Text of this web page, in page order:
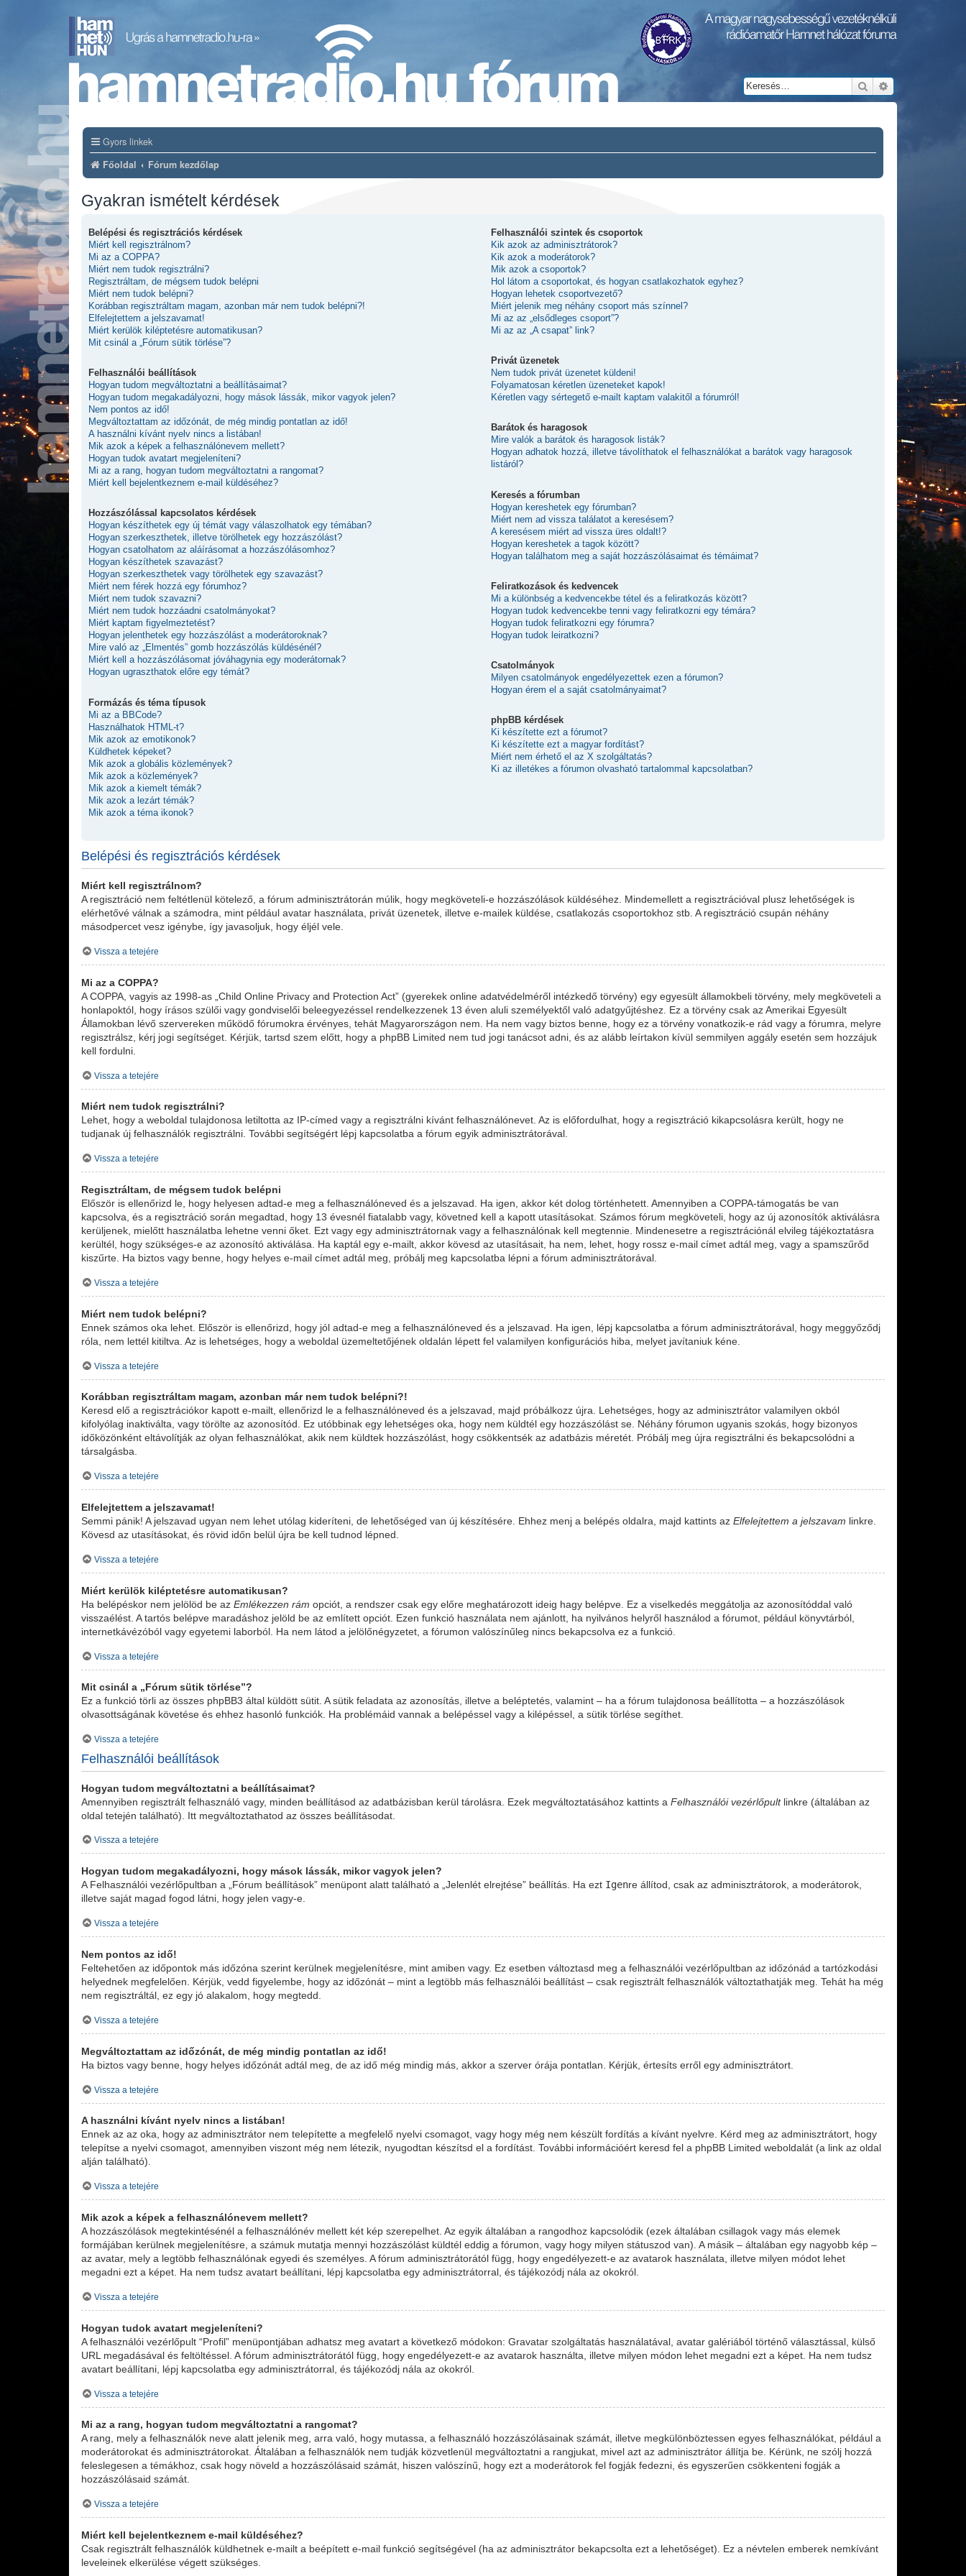
Keresés
Gyors linkek
Főoldal Fórum kezdőlap
Gyakran ismételt kérdések
Belépési és regisztrációs kérdések
Miért kell regisztrálnom?
Mi az a COPPA?
Miért nem tudok regisztrálni?
Regisztráltam, de mégsem tudok belépni
Miért nem tudok belépni?
Korábban regisztráltam magam, azonban már nem tudok belépni?!
Elfelejtettem a jelszavamat!
Miért kerülök kiléptetésre automatikusan?
Mit csinál a „Fórum sütik törlése”?
Felhasználói beállítások
Hogyan tudom megváltoztatni a beállításaimat?
Hogyan tudom megakadályozni, hogy mások lássák, mikor vagyok jelen?
Nem pontos az idő!
Megváltoztattam az időzónát, de még mindig pontatlan az idő!
A használni kívánt nyelv nincs a listában!
Mik azok a képek a felhasználónevem mellett?
Hogyan tudok avatart megjeleníteni?
Mi az a rang, hogyan tudom megváltoztatni a rangomat?
Miért kell bejelentkeznem e-mail küldéséhez?
Hozzászólással kapcsolatos kérdések
Hogyan készíthetek egy új témát vagy válaszolhatok egy témában?
Hogyan szerkeszthetek, illetve törölhetek egy hozzászólást?
Hogyan csatolhatom az aláírásomat a hozzászólásomhoz?
Hogyan készíthetek szavazást?
Hogyan szerkeszthetek vagy törölhetek egy szavazást?
Miért nem férek hozzá egy fórumhoz?
Miért nem tudok szavazni?
Miért nem tudok hozzáadni csatolmányokat?
Miért kaptam figyelmeztetést?
Hogyan jelenthetek egy hozzászólást a moderátoroknak?
Mire való az „Elmentés” gomb hozzászólás küldésénél?
Miért kell a hozzászólásomat jóváhagynia egy moderátornak?
Hogyan ugraszthatok előre egy témát?
Formázás és téma típusok
Mi az a BBCode?
Használhatok HTML-t?
Mik azok az emotikonok?
Küldhetek képeket?
Mik azok a globális közlemények?
Mik azok a közlemények?
Mik azok a kiemelt témák?
Mik azok a lezárt témák?
Mik azok a téma ikonok?
Felhasználói szintek és csoportok
Kik azok az adminisztrátorok?
Kik azok a moderátorok?
Mik azok a csoportok?
Hol látom a csoportokat, és hogyan csatlakozhatok egyhez?
Hogyan lehetek csoportvezető?
Miért jelenik meg néhány csoport más színnel?
Mi az az „elsődleges csoport”?
Mi az az „A csapat” link?
Privát üzenetek
Nem tudok privát üzenetet küldeni!
Folyamatosan kéretlen üzeneteket kapok!
Kéretlen vagy sértegető e-mailt kaptam valakitől a fórumról!
Barátok és haragosok
Mire valók a barátok és haragosok listák?
Hogyan adhatok hozzá, illetve távolíthatok el felhasználókat a barátok vagy haragosok
listáról?
Keresés a fórumban
Hogyan kereshetek egy fórumban?
Miért nem ad vissza találatot a keresésem?
A keresésem miért ad vissza üres oldalt!?
Hogyan kereshetek a tagok között?
Hogyan találhatom meg a saját hozzászólásaimat és témáimat?
Feliratkozások és kedvencek
Mi a különbség a kedvencekbe tétel és a feliratkozás között?
Hogyan tudok kedvencekbe tenni vagy feliratkozni egy témára?
Hogyan tudok feliratkozni egy fórumra?
Hogyan tudok leiratkozni?
Csatolmányok
Milyen csatolmányok engedélyezettek ezen a fórumon?
Hogyan érem el a saját csatolmányaimat?
phpBB kérdések
Ki készítette ezt a fórumot?
Ki készítette ezt a magyar fordítást?
Miért nem érhető el az X szolgáltatás?
Ki az illetékes a fórumon olvasható tartalommal kapcsolatban?
Belépési és regisztrációs kérdések
Miért kell regisztrálnom?
A regisztráció nem feltétlenül kötelező, a fórum adminisztrátorán múlik, hogy megköveteli-e hozzászólások küldéséhez. Mindemellett a regisztrációval plusz lehetőségek is
elérhetővé válnak a számodra, mint például avatar használata, privát üzenetek, illetve e-mailek küldése, csatlakozás csoportokhoz stb. A regisztráció csupán néhány
másodpercet vesz igénybe, így javasoljuk, hogy éljél vele.
Vissza a tetejére
Mi az a COPPA?
A COPPA, vagyis az 1998-as „Child Online Privacy and Protection Act” (gyerekek online adatvédelméről intézkedő törvény) egy egyesült államokbeli törvény, mely megköveteli a
honlapoktól, hogy írásos szülői vagy gondviselői beleegyezéssel rendelkezzenek 13 éven aluli személyektől való adatgyűjtéshez. Ez a törvény csak az Amerikai Egyesült
Államokban lévő szervereken működő fórumokra érvényes, tehát Magyarországon nem. Ha nem vagy biztos benne, hogy ez a törvény vonatkozik-e rád vagy a fórumra, melyre
regisztrálsz, kérj jogi segítséget. Kérjük, tartsd szem előtt, hogy a phpBB Limited nem tud jogi tanácsot adni, és az alább leírtakon kívül semmilyen aggály esetén sem hozzájuk
kell fordulni.
Vissza a tetejére
Miért nem tudok regisztrálni?
Lehet, hogy a weboldal tulajdonosa letiltotta az IP-címed vagy a regisztrálni kívánt felhasználónevet. Az is előfordulhat, hogy a regisztráció kikapcsolásra került, hogy ne
tudjanak új felhasználók regisztrálni. További segítségért lépj kapcsolatba a fórum egyik adminisztrátorával.
Vissza a tetejére
Regisztráltam, de mégsem tudok belépni
Először is ellenőrizd le, hogy helyesen adtad-e meg a felhasználóneved és a jelszavad. Ha igen, akkor két dolog történhetett. Amennyiben a COPPA-támogatás be van
kapcsolva, és a regisztráció során megadtad, hogy 13 évesnél fiatalabb vagy, követned kell a kapott utasításokat. Számos fórum megköveteli, hogy az új azonosítók aktiválásra
kerüljenek, mielőtt használatba lehetne venni őket. Ezt vagy egy adminisztrátornak vagy a felhasználónak kell megtennie. Mindenesetre a regisztrációnál elvileg tájékoztatásra
kerültél, hogy szükséges-e az azonosító aktiválása. Ha kaptál egy e-mailt, akkor kövesd az utasításait, ha nem, lehet, hogy rossz e-mail címet adtál meg, vagy a spamszűrőd
kiszűrte. Ha biztos vagy benne, hogy helyes e-mail címet adtál meg, próbálj meg kapcsolatba lépni a fórum adminisztrátorával.
Vissza a tetejére
Miért nem tudok belépni?
Ennek számos oka lehet. Először is ellenőrizd, hogy jól adtad-e meg a felhasználóneved és a jelszavad. Ha igen, lépj kapcsolatba a fórum adminisztrátorával, hogy meggyőződj
róla, nem lettél kitiltva. Az is lehetséges, hogy a weboldal üzemeltetőjének oldalán lépett fel valamilyen konfigurációs hiba, melyet javítaniuk kéne.
Vissza a tetejére
Korábban regisztráltam magam, azonban már nem tudok belépni?!
Keresd elő a regisztrációkor kapott e-mailt, ellenőrizd le a felhasználóneved és a jelszavad, majd próbálkozz újra. Lehetséges, hogy az adminisztrátor valamilyen okból
kifolyólag inaktiválta, vagy törölte az azonosítód. Ez utóbbinak egy lehetséges oka, hogy nem küldtél egy hozzászólást se. Néhány fórumon ugyanis szokás, hogy bizonyos
időközönként eltávolítják az olyan felhasználókat, akik nem küldtek hozzászólást, hogy csökkentsék az adatbázis méretét. Próbálj meg újra regisztrálni és bekapcsolódni a
társalgásba.
Vissza a tetejére
Elfelejtettem a jelszavamat!
Semmi pánik! A jelszavad ugyan nem lehet utólag kideríteni, de lehetőséged van új készítésére. Ehhez menj a belépés oldalra, majd kattints azElfelejtettem a jelszavam linkre.
Kövesd az utasításokat, és rövid időn belül újra be kell tudnod lépned.
Vissza a tetejére
Miért kerülök kiléptetésre automatikusan?
Ha belépéskor nem jelölöd be azEmlékezzen rám opciót, a rendszer csak egy előre meghatározott ideig hagy belépve. Ez a viselkedés meggátolja az azonosítóddal való
visszaélést. A tartós belépve maradáshoz jelöld be az említett opciót. Ezen funkció használata nem ajánlott, ha nyilvános helyről használod a fórumot, például könyvtárból,
internetkávézóból vagy egyetemi laborból. Ha nem látod a jelölőnégyzetet, a fórumon valószínűleg nincs bekapcsolva ez a funkció.
Vissza a tetejére
Mit csinál a „Fórum sütik törlése”?
Ez a funkció törli az összes phpBB3 által küldött sütit. A sütik feladata az azonosítás, illetve a beléptetés, valamint – ha a fórum tulajdonosa beállította – a hozzászólások
olvasottságának követése és ehhez hasonló funkciók. Ha problémáid vannak a belépéssel vagy a kilépéssel, a sütik törlése segíthet.
Vissza a tetejére
Felhasználói beállítások
Hogyan tudom megváltoztatni a beállításaimat?
Amennyiben regisztrált felhasználó vagy, minden beállításod az adatbázisban kerül tárolásra. Ezek megváltoztatásához kattints aFelhasználói vezérlőpultlinkre (általában az
oldal tetején található). Itt megváltoztathatod az összes beállításodat.
Vissza a tetejére
Hogyan tudom megakadályozni, hogy mások lássák, mikor vagyok jelen?
A Felhasználói vezérlőpultban a „Fórum beállítások” menüpont alatt található a „Jelenlét elrejtése” beállítás. Ha ezt Igenre állítod, csak az adminisztrátorok, a moderátorok,
illetve saját magad fogod látni, hogy jelen vagy-e.
Vissza a tetejére
Nem pontos az idő!
Feltehetően az időpontok más időzóna szerint kerülnek megjelenítésre, mint amiben vagy. Ez esetben változtasd meg a felhasználói vezérlőpultban az időzónád a tartózkodási
helyednek megfelelően. Kérjük, vedd figyelembe, hogy az időzónát – mint a legtöbb más felhasználói beállítást – csak regisztrált felhasználók változtathatják meg. Tehát ha még
nem regisztráltál, ez egy jó alakalom, hogy megtedd.
Vissza a tetejére
Megváltoztattam az időzónát, de még mindig pontatlan az idő!
Ha biztos vagy benne, hogy helyes időzónát adtál meg, de az idő még mindig más, akkor a szerver órája pontatlan. Kérjük, értesíts erről egy adminisztrátort.
Vissza a tetejére
A használni kívánt nyelv nincs a listában!
Ennek az az oka, hogy az adminisztrátor nem telepítette a megfelelő nyelvi csomagot, vagy hogy még nem készült fordítás a kívánt nyelvre. Kérd meg az adminisztrátort, hogy
telepítse a nyelvi csomagot, amennyiben viszont még nem létezik, nyugodtan készítsd el a fordítást. További információért keresd fel a phpBB Limited weboldalát (a link az oldal
alján található).
Vissza a tetejére
Mik azok a képek a felhasználónevem mellett?
A hozzászólások megtekintésénél a felhasználónév mellett két kép szerepelhet. Az egyik általában a rangodhoz kapcsolódik (ezek általában csillagok vagy más elemek
formájában kerülnek megjelenítésre, a számuk mutatja mennyi hozzászólást küldtél eddig a fórumon, vagy hogy milyen státuszod van). A másik – általában egy nagyobb kép –
az avatar, mely a legtöbb felhasználónak egyedi és személyes. A fórum adminisztrátorától függ, hogy engedélyezett-e az avatarok használata, illetve milyen módot lehet
megadni ezt a képet. Ha nem tudsz avatart beállítani, lépj kapcsolatba egy adminisztrátorral, és tájékozódj nála az okokról.
Vissza a tetejére
Hogyan tudok avatart megjeleníteni?
A felhasználói vezérlőpult “Profil” menüpontjában adhatsz meg avatart a következő módokon: Gravatar szolgáltatás használatával, avatar galériából történő választással, külső
URL megadásával és feltöltéssel. A fórum adminisztrátorától függ, hogy engedélyezett-e az avatarok használta, illetve milyen módon lehet megadni ezt a képet. Ha nem tudsz
avatart beállítani, lépj kapcsolatba egy adminisztrátorral, és tájékozódj nála az okokról.
Vissza a tetejére
Mi az a rang, hogyan tudom megváltoztatni a rangomat?
A rang, mely a felhasználók neve alatt jelenik meg, arra való, hogy mutassa, a felhasználó hozzászólásainak számát, illetve megkülönböztessen egyes felhasználókat, például a
moderátorokat és adminisztrátorokat. Általában a felhasználók nem tudják közvetlenül megváltoztatni a rangjukat, mivel azt az adminisztrátor állítja be. Kérünk, ne szólj hozzá
feleslegesen a témákhoz, csak hogy növeld a hozzászólásaid számát, hiszen valószínű, hogy ezt a moderátorok fel fogják fedezni, és egyszerűen csökkenteni fogják a
hozzászólásaid számát.
Vissza a tetejére
Miért kell bejelentkeznem e-mail küldéséhez?
Csak regisztrált felhasználók küldhetnek e-mailt a beépített e-mail funkció segítségével (ha az adminisztrátor bekapcsolta ezt a lehetőséget). Ez a névtelen emberek nemkívánt
leveleinek elkerülése végett szükséges.